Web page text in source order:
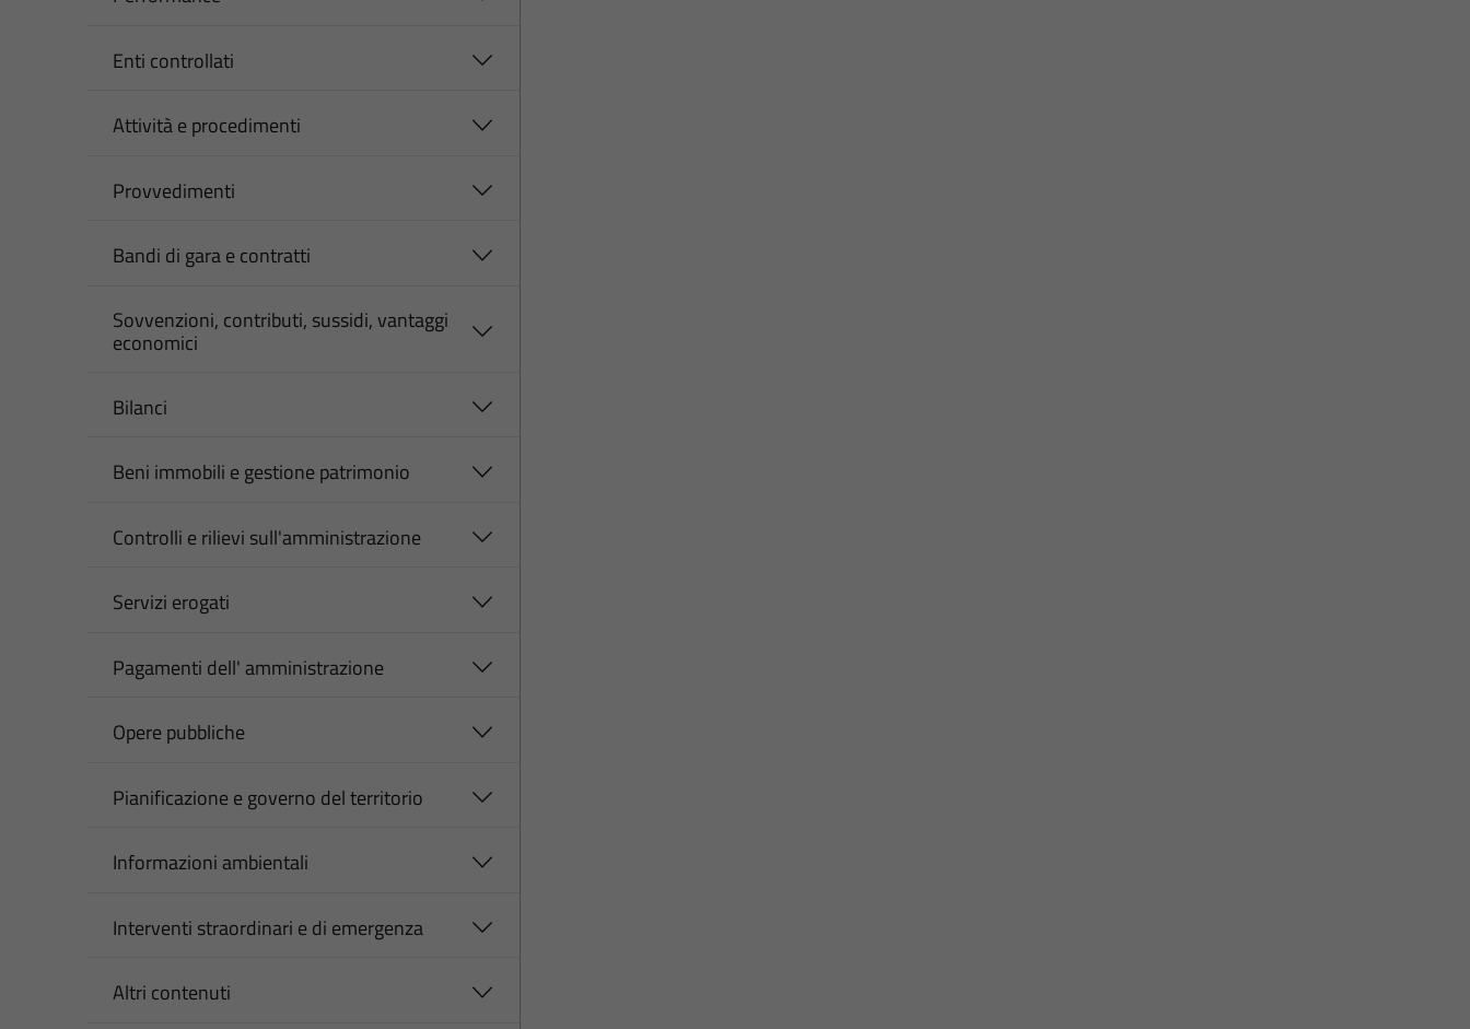
Enti controllati
Attività e procedimenti
Provvedimenti
Bandi di gara e contratti
Sovvenzioni, contributi, sussidi, vantaggi
economici
Bilanci
Beni immobili e gestione patrimonio
Controlli e rilievi sull'amministrazione
Servizi erogati
Pagamenti dell' amministrazione
Opere pubbliche
Pianificazione e governo del territorio
Informazioni ambientali
Interventi straordinari e di emergenza
Altri contenuti